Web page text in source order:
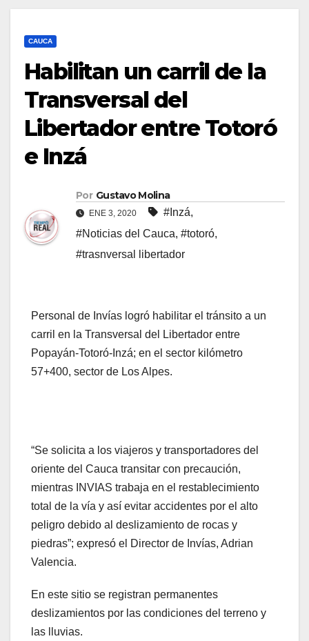
CAUCA
Habilitan un carril de la
Transversal del
Libertador entre Totoró
e Inzá
Por Gustavo Molina
ENE 3, 2020 #Inzá,
#Noticias del Cauca, #totoró,
#trasnversal libertador
Personal de Invías logró habilitar el tránsito a un
carril en la Transversal del Libertador entre
Popayán-Totoró-Inzá; en el sector kilómetro
57+400, sector de Los Alpes.
“Se solicita a los viajeros y transportadores del
oriente del Cauca transitar con precaución,
mientras INVIAS trabaja en el restablecimiento
total de la vía y así evitar accidentes por el alto
peligro debido al deslizamiento de rocas y
piedras”; expresó el Director de Invías, Adrian
Valencia.
En este sitio se registran permanentes
deslizamientos por las condiciones del terreno y
las lluvias.